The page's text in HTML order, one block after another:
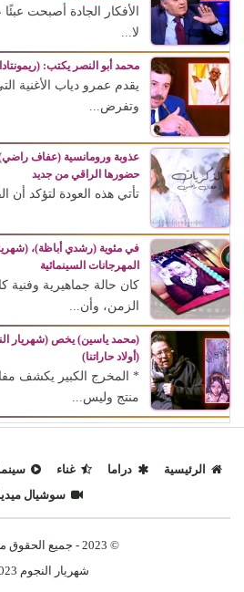
الأفكار الجادة أصبحت
لا...
محمد أبو النصر يكتب:
يقدم عمرو دياب الأغنية
وتفرض...
عذوبة ورومانسية (عفاف
حضورها الراقي من جديد
تأتي هذه العودة لتؤكد أن
في مئوية (رشدي أباظة)،
المهرجانات السينمائية
كان حالة جماهيرية وفنية
الزمن، وأن...
(محمد ياسين) يخص (شهريار
(أولاد حاراتنا)
* المخرج الكبير يكشف
منتج وليس...
الرئيسية دراما غناء
سوشيال
© 2023 - جميع الحقوق محفوظة.
شهريار النجوم 2023